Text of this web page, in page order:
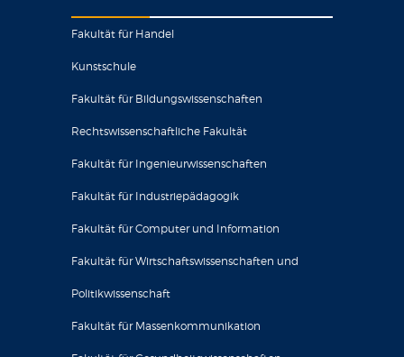
Fakultät für Handel
Kunstschule
Fakultät für Bildungswissenschaften
Rechtswissenschaftliche Fakultät
Fakultät für Ingenieurwissenschaften
Fakultät für Industriepädagogik
Fakultät für Computer und Information
Fakultät für Wirtschaftswissenschaften und
Politikwissenschaft
Fakultät für Massenkommunikation